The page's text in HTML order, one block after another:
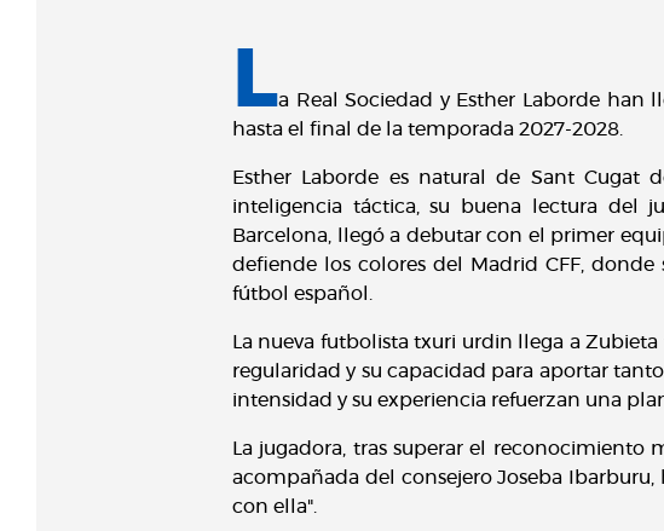
La Real Sociedad y Esther Laborde
hasta el final de la temporada 2027-2028.
Esther Laborde es natural de Sant Cugat
inteligencia táctica, su buena lectura del
Barcelona, llegó a debutar con el primer
defiende los colores del Madrid CFF,
fútbol español.
La nueva futbolista txuri urdin llega a
regularidad y su capacidad para aportar
intensidad y su experiencia refuerzan una
La jugadora, tras superar el
acompañada del consejero Joseba
con ella".